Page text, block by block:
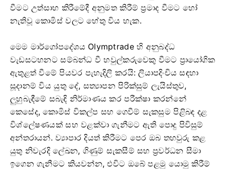
වීමට උත්සාහ කිරීමේදී අනුමත කිරීම් ප්‍රමාද වීමට හෝ
නැතිවූ කොමිස් වලට හේතු විය හැක.
මෙම මාර්ගෝපදේශය Olymptrade හි අනුබද්ධ
වැඩසටහනට සම්බන්ධ වී හවුල්කරුවෙකු වීමට ප්‍රායෝගික
ඇතුළත් වීමේ පියවර පැහැදිලි කරයි: ලියාපදිංචිය සඳහා
සූදානම් විය යුතු දේ, සත්‍යාපන පිරික්සුම් ලැයිස්තුව,
ලුහුබැඳීමේ සබැඳි නිර්මාණය කර පරීක්ෂා කරන්නේ
කෙසේද, කොමිස් විකල්ප සහ ගෙවීම් සැකසුම පිළිබඳ දළ
විශ්ලේෂණයක් සහ වළක්වා ගැනීමට ඇති පොදු පිවිසුම්
අන්තරායන්. ව්‍යාපාර දියත් කිරීමට පෙර ඔබ තහවුරු කළ
යුතු නිවැරදි ලේඛන, ගිණුම් සැකසීම් සහ ප්‍රවර්ධන සීමා
ඉගෙන ගැනීමට කියවන්න, එවිට ඔබේ පළමු යොමු කිරීම්